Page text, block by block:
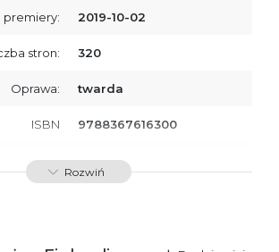
premiery: 2019-10-02
stron: 320
Oprawa: twarda
ISBN 9788367616300
SKU: K800410
Rozwiń